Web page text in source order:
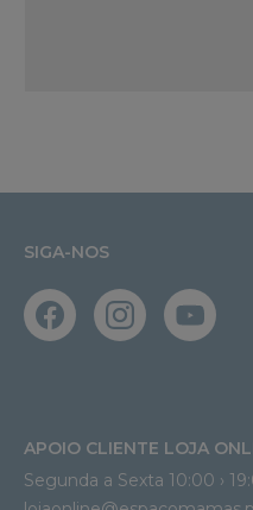
SIGA-NOS
APOIO CLIENTE LOJA
Segunda a Sexta 10:00 ›